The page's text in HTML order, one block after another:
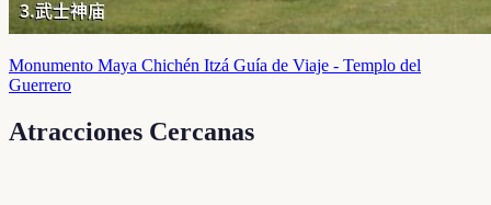
Monumento Maya Chichén Itzá Guía de Viaje - Templo del
Guerrero
Atracciones Cercanas